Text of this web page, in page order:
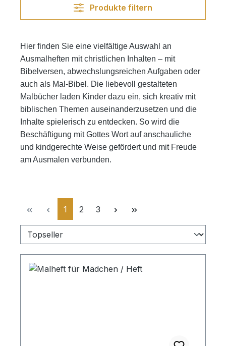
Produkte filtern
Hier finden Sie eine vielfältige Auswahl an
Ausmalheften mit christlichen Inhalten – mit
Bibelversen, abwechslungsreichen Aufgaben oder
auch als Mal-Bibel. Die liebevoll gestalteten
Malbücher laden Kinder dazu ein, sich kreativ mit
biblischen Themen auseinanderzusetzen und die
Inhalte spielerisch zu entdecken. So wird die
Beschäftigung mit Gottes Wort auf anschauliche
und kindgerechte Weise gefördert und mit Freude
am Ausmalen verbunden.
Seite
1 Seite
2 Seite
3